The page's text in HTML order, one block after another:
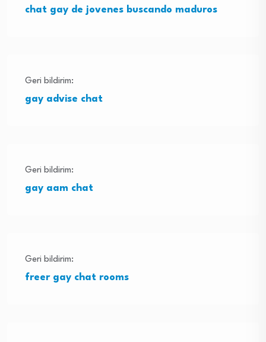
chat gay de jovenes buscando maduros
Geri bildirim:
gay advise chat
Geri bildirim:
gay aam chat
Geri bildirim:
freer gay chat rooms